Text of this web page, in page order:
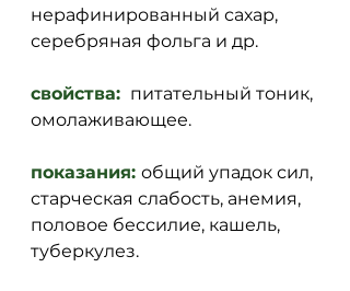
нерафинированный сахар,
серебряная фольга и др.
свойства: питательный тоник,
омолаживающее.
показания: общий упадок сил,
старческая слабость, анемия,
половое бессилие, кашель,
туберкулез.